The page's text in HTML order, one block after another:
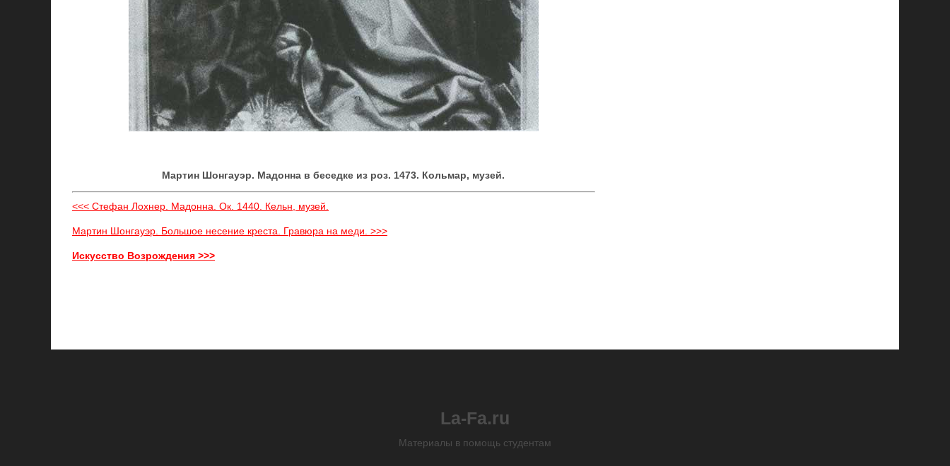
Мартин Шонгауэр. Мадонна в беседке из роз. 1473. Кольмар, музей.
<<< Стефан Лохнер. Мадонна. Ок. 1440. Кельн, музей.
Мартин Шонгауэр. Большое несение креста. Гравюра на меди. >>>
Искусство Возрождения >>>
La-Fa.ru
Материалы в помощь студентам